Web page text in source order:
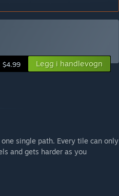
$4.99 Legg i handlevogn
single path. Every tile can only
and gets harder as you